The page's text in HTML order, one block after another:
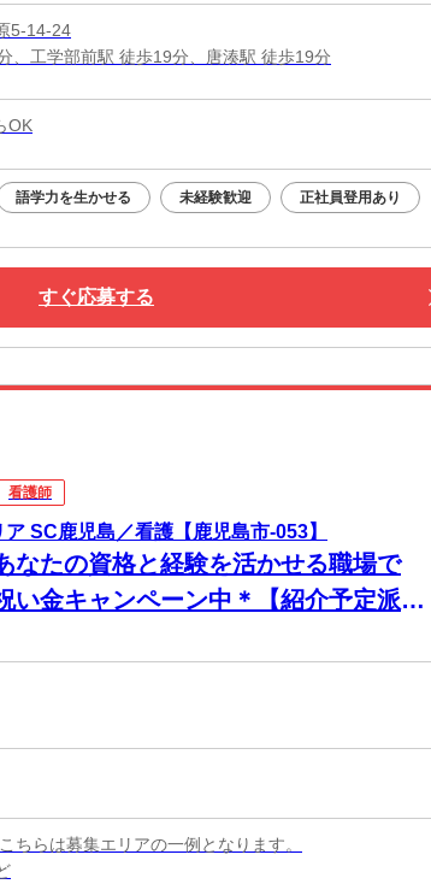
5-14-24
、工学部前駅 徒歩19分、唐湊駅 徒歩19分
OK
語学力を生かせる 未経験歓迎 正社員登用あり
すぐ応募する
看護師
SC鹿児島／看護【鹿児島市-053】
なたの資格と経験を活かせる職場で
い金キャンペーン中＊【紹介予定派
ちらは募集エリアの一例となります。